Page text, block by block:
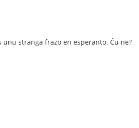
stranga frazo en esperanto. Ĉu ne?